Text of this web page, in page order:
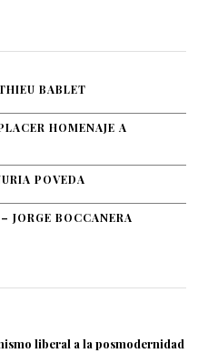
BABLET
HOMENAJE A
POVEDA
JORGE BOCCANERA
liberal a la posmodernidad